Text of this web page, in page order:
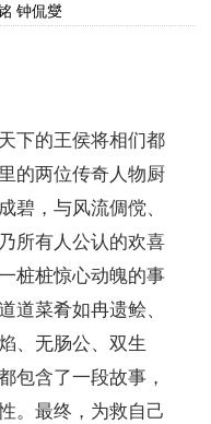
钟侃燮
下的王侯将相们都
的两位传奇人物厨
碧，与风流倜傥、
所有人公认的欢喜
桩桩惊心动魄的事
道菜肴如冉遗鲙、
、无肠公、双生
包含了一段故事，
。最终，为救自己